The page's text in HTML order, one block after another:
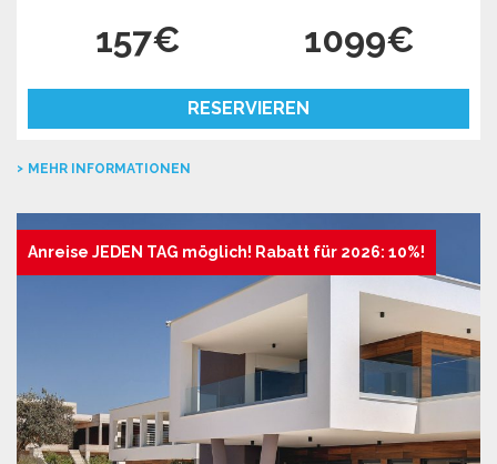
157€ 1099€
RESERVIEREN
MEHR INFORMATIONEN
Anreise JEDEN TAG möglich! Rabatt für 2026: 10%!